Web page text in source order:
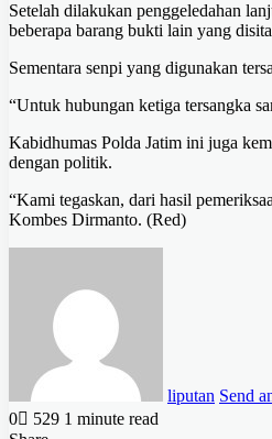
Setelah dilakukan penggeledahan
beberapa barang bukti lain yang
Sementara senpi yang digunakan
“Untuk hubungan ketiga tersangka
Kabidhumas Polda Jatim ini juga
dengan politik.
“Kami tegaskan, dari hasil
Kombes Dirmanto. (Red)
liputan Send
0
529 1 minute read